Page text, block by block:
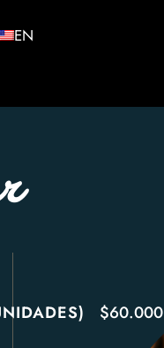
EN
$60.000